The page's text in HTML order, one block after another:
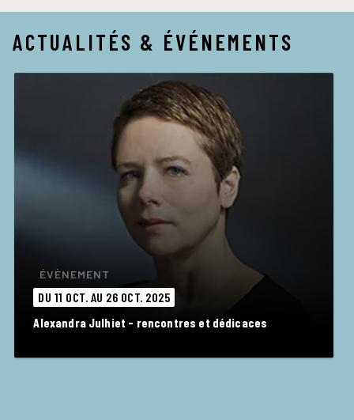
ACTUALITÉS & ÉVÉNEMENTS
ÉVÈNEMENT
DU 11 OCT. AU 26 OCT. 2025
Alexandra Julhiet - rencontres et dédicaces